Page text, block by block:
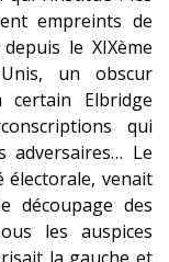
empreints de
le XIXème
Unis, un obscur
certain Elbridge
qui
adversaires… Le
électorale, venait
découpage des
les auspices